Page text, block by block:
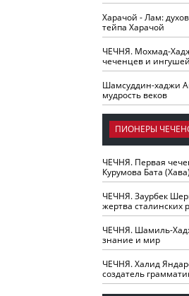
Харачой - Лам:
тейпа Харачой
ЧЕЧНЯ. Мохмад-
чеченцев и ингушей
Шамсуддин-хаджи
мудрость веков
ПИОНЕРЫ
ЧЕЧНЯ. Первая
Курумова Бата (Хава)
ЧЕЧНЯ. Заурбек
жертва сталинских
ЧЕЧНЯ. Шамиль-
знание и мир
ЧЕЧНЯ. Халид
создатель